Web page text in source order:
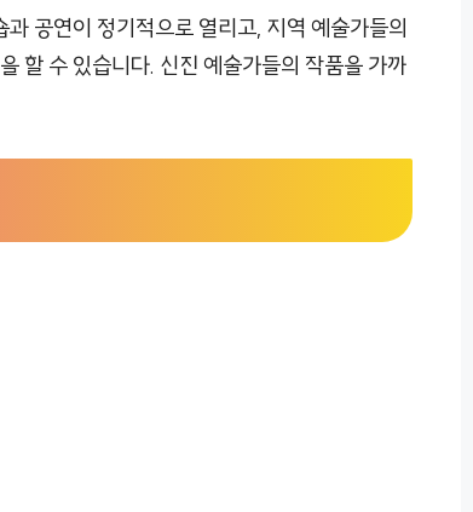
공연이 정기적으로 열리고, 지역 예술가들의
할 수 있습니다. 신진 예술가들의 작품을 가까